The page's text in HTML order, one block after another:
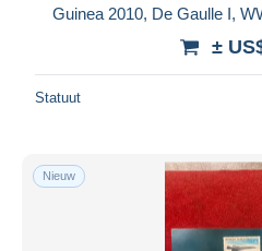
Guinea 2010, De Gaulle I,
±
Statuut
Nieuw